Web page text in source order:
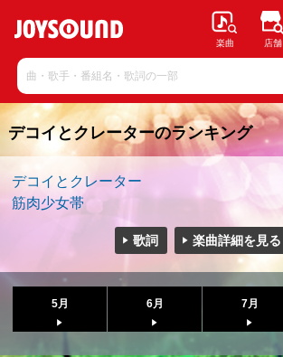
楽曲 店舗
デコイとクレーターのランキング
デコイとクレーター
筋肉少女帯
歌詞 楽曲詳細を見る
5月 6月 7月